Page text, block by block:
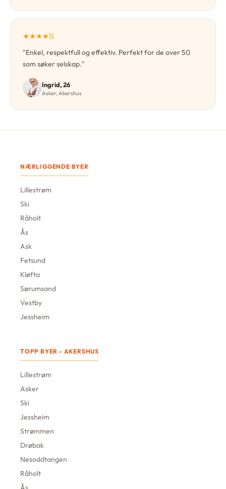
★★★★½
"Enkel, respektfull og effektiv. Perfekt for de over 50
som søker selskap."
Ingrid, 26
Asker, Akershus
NÆRLIGGENDE BYER
Lillestrøm
Ski
Råholt
Ås
Ask
Fetsund
Kløfta
Sørumsand
Vestby
Jessheim
TOPP BYER - AKERSHUS
Lillestrøm
Asker
Ski
Jessheim
Strømmen
Drøbak
Nesoddtangen
Råholt